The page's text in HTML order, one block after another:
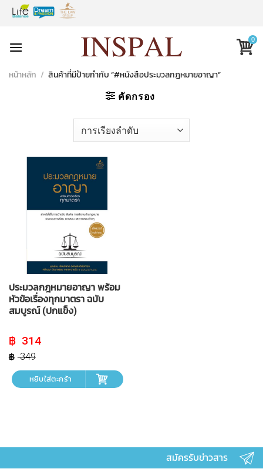
Skip
0
หน้าหลัก / สินค้าที่มีป้ายกำกับ “#หนังสือประมวลกฎหมายอาญา”
คัดกรอง
ประมวลกฎหมายอาญา พร้อม
หัวข้อเรื่องทุกมาตรา ฉบับ
สมบูรณ์ (ปกแข็ง)
349
Original
price
was:
฿ 349.
314
Current
price
is:
฿ 314.
หยิบใส่ตะกร้า
สมัครรับข่าวสาร